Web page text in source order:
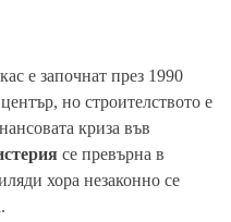
е започнат през 1990
но строителството е
криза във
се превърна в
хора незаконно се